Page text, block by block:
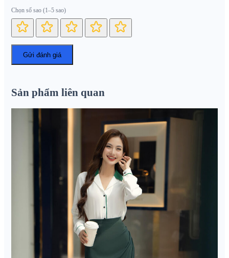
Chọn số sao (1–5 sao)
Sản phẩm liên quan